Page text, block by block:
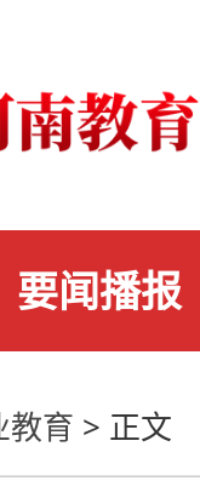
要闻播报
教育 > 正文